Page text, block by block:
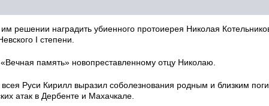
решении наградить убиенного протоиерея Николая
I степени.
память» новопреставленному отцу Николаю.
Руси Кирилл выразил соболезнования родным и близким
атак в Дербенте и Махачкале.